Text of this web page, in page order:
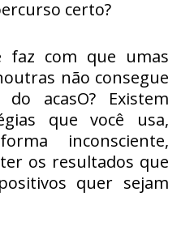
certo?
faz com que umas
não consegue
acasO? Existem
que você usa,
inconsciente,
os resultados que
quer sejam